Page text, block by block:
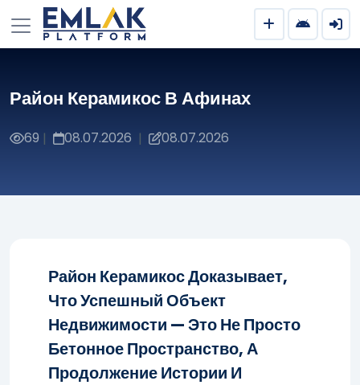
Район Керамикос В Афинах
69 | 08.07.2026 | 08.07.2026
Район Керамикос Доказывает,
Что Успешный Объект
Недвижимости — Это Не Просто
Бетонное Пространство, А
Продолжение Истории И